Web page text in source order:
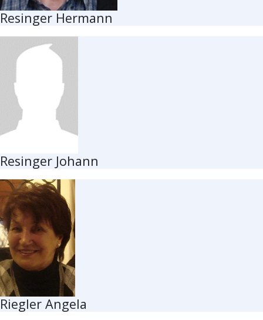
Resinger Hermann
Resinger Johann
Riegler Angela